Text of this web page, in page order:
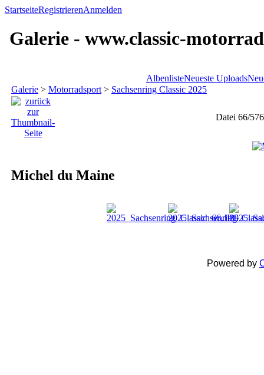
StartseiteRegistrierenAnmelden
Galerie - www.classic-
AlbenlisteNeueste Uploads
Galerie > Motorradsport > Sachsenring Classic 2025
Datei 66/576
Michel du Maine
Powered by